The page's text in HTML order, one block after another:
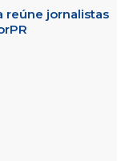
reúne jornalistas